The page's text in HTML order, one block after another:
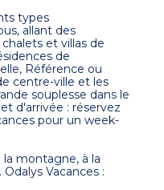
types
allant des
et villas de
de
Référence ou
centre-ville et les
souplesse dans le
d'arrivée : réservez
pour un week-
la montagne, à la
Vacances :